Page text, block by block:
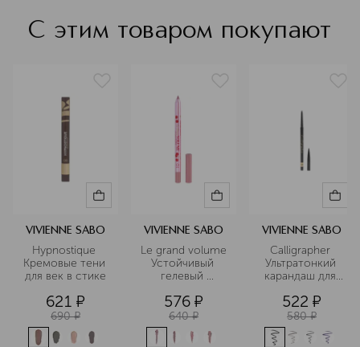
Подробнее
С этим товаром покупают
VIVIENNE SABO
Hypnostique
Кремовые тени
для век в стике
621 ¤
690 ¤
VIVIENNE SABO
Le grand volume
Устойчивый
гелевый
губ
576 ¤
640 ¤
VIVIENNE SABO
Calligrapher
Ультратонкий
карандаш для
522 ¤
580 ¤